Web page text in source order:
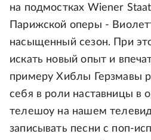
на подмостках Wiener
Парижской оперы -
насыщенный сезон. При
искать новый опыт и
примеру Хиблы Герзмавы
себя в роли наставницы в
телешоу на нашем
записывать песни с поп-